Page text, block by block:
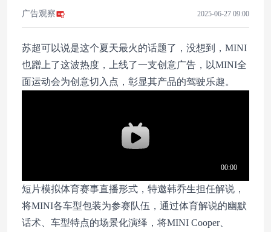
广告观察 2025-06-27 09:00
苏超可以说是这个夏天最火的话题了，没想到，MINI
也蹭上了这波热度，上线了一支创意广告，以MINI全
面运动会为创意切入点，彰显其产品的驾驶乐趣。
短片模拟体育赛事直播形式，特邀韩乔生担任解说，
将MINI各车型包装为参赛队伍，通过体育解说的幽默
话术、车型特点的场景化演绎，将MINI Cooper、